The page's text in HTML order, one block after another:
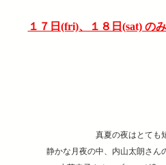
１７日(fri)、１８日(sat) の
真夏の夜はとても
静かな月夜の中、内山太朗さん